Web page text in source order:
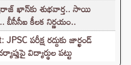
ఖాన్‌‌కు శుభవార్త.. సాయి
బీసీసీఐ కీలక నిర్ణయం..
పరీక్ష రద్దుకు జార్ఖండ్
విద్యార్థుల పట్టు